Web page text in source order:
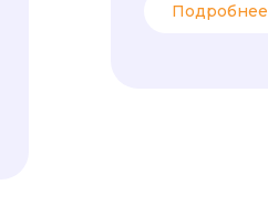
Подробнее